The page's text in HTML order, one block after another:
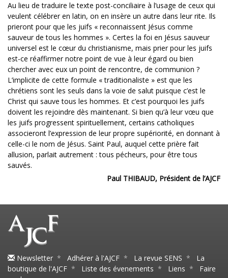
Au lieu de traduire le texte post-conciliaire à l’usage de ceux qui
veulent célébrer en latin, on en insère un autre dans leur rite. Ils
prieront pour que les juifs « reconnaissent Jésus comme
sauveur de tous les hommes ». Certes la foi en Jésus sauveur
universel est le cœur du christianisme, mais prier pour les juifs
est-ce réaffirmer notre point de vue à leur égard ou bien
chercher avec eux un point de rencontre, de communion ?
L’implicite de cette formule « traditionaliste » est que les
chrétiens sont les seuls dans la voie de salut puisque c’est le
Christ qui sauve tous les hommes. Et c’est pourquoi les juifs
doivent les rejoindre dès maintenant. Si bien qu’à leur vœu que
les juifs progressent spirituellement, certains catholiques
associeront l’expression de leur propre supériorité, en donnant à
celle-ci le nom de Jésus. Saint Paul, auquel cette prière fait
allusion, parlait autrement : tous pécheurs, pour être tous
sauvés.
Paul THIBAUD, Président de l’AJCF
Newsletter * Adhérer à l'AJCF * La revue SENS * La
boutique de l'AJCF * Liste des évenements * Liens * Faire